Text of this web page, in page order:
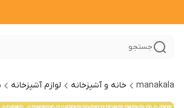
جستجو
manakala خانه و آشپزخانه لوازم آشپزخانه